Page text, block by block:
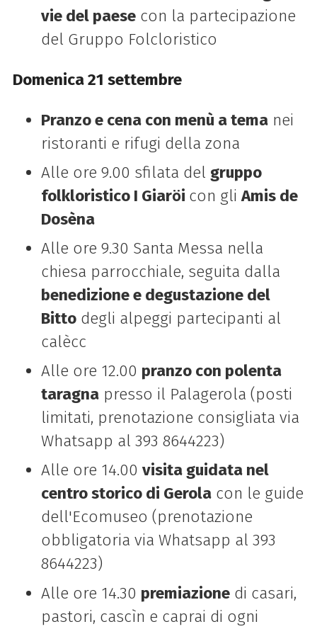
vie del paesecon la partecipazione
del Gruppo Folcloristico
Domenica 21 settembre
Pranzo e cena con menù a temanei
ristoranti e rifugi della zona
Alle ore 9.00 sfilata del gruppo
folkloristico I Giarӧi con gliAmis de
Dosèna
Alle ore 9.30 Santa Messa nella
chiesa parrocchiale, seguita dalla
benedizione e degustazione del
Bittodegli alpeggi partecipanti al
calècc
Alle ore 12.00 pranzo con polenta
taragnapresso il Palagerola (posti
limitati, prenotazione consigliata via
Whatsapp al 393 8644223)
Alle ore 14.00 visita guidata nel
centro storico di Gerolacon le guide
dell'Ecomuseo (prenotazione
obbligatoria via Whatsapp al 393
8644223)
Alle ore 14.30 premiazionedi casari,
pastori, cascìn e caprai di ogni